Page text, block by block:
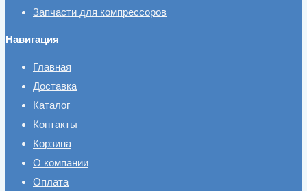
Запчасти для компрессоров
Навигация
Главная
Доставка
Каталог
Контакты
Корзина
О компании
Оплата